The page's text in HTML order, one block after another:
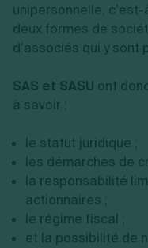
unipersonnelle,
deux formes de
d’associés qui y sont
SAS et SASU ont
à savoir :
le statut juridique ;
les démarches de
la responsabilité
actionnaires ;
le régime fiscal ;
et la possibilité de